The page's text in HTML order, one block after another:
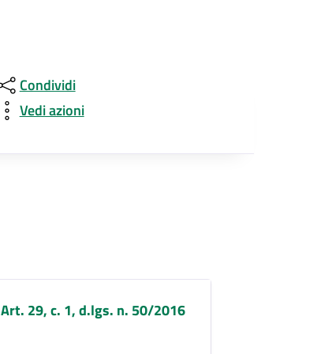
Condividi
Vedi azioni
Art. 29, c. 1, d.lgs. n. 50/2016